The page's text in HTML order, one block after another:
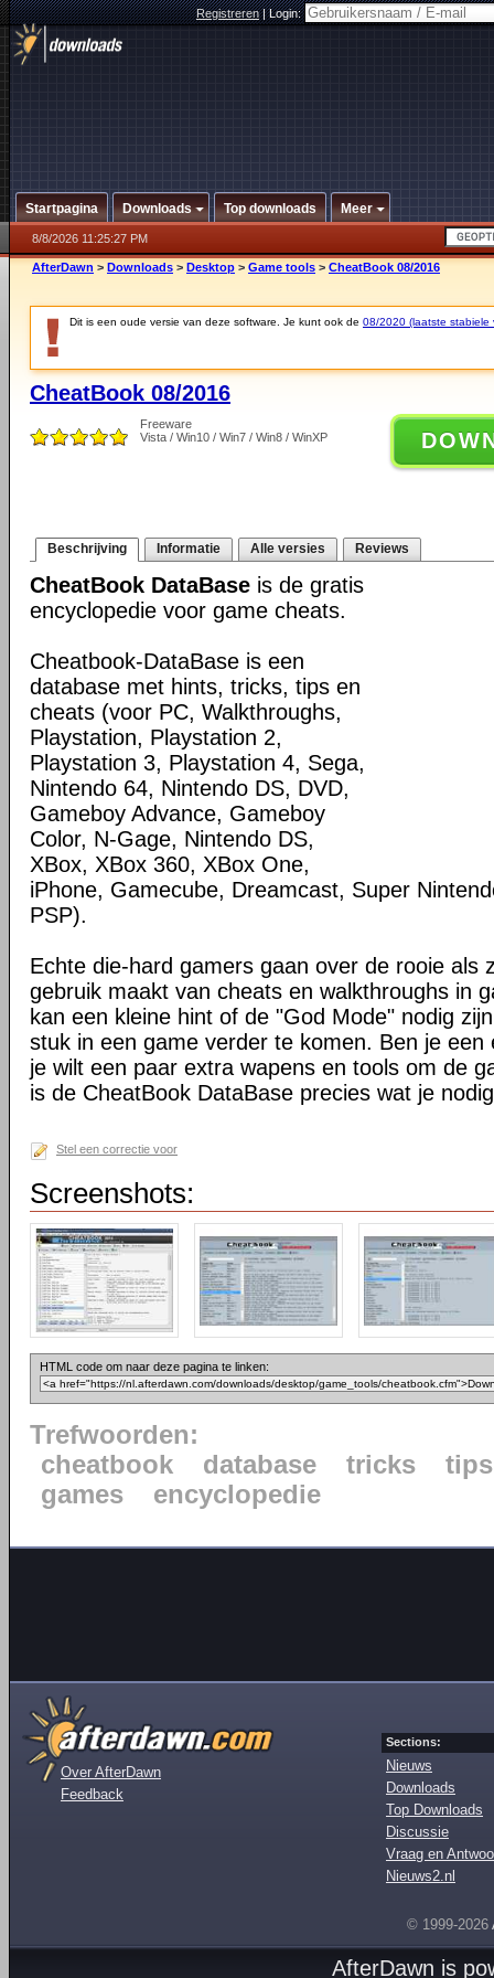
Registreren|Login:
Startpagina Downloads Top downloads Meer
8/8/2026 11:25:27 PM
AfterDawn > Downloads > Desktop > Game tools > CheatBook 08/2016
Dit is een oude versie van deze software. Je kunt ook de 08/2020 (laatste stabiele
CheatBook 08/2016
Freeware
Vista / Win10 / Win7 / Win8 / WinXP
Beschrijving Informatie Alle versies Reviews
CheatBook DataBase is de gratis
encyclopedie voor game cheats.
Cheatbook-DataBase is een
database met hints, tricks, tips en
cheats (voor PC, Walkthroughs,
Playstation, Playstation 2,
Playstation 3, Playstation 4, Sega,
Nintendo 64, Nintendo DS, DVD,
Gameboy Advance, Gameboy
Color, N-Gage, Nintendo DS,
XBox, XBox 360, XBox One,
iPhone, Gamecube, Dreamcast, Super
PSP).
Echte die-hard gamers gaan over de rooie als
gebruik maakt van cheats en walkthroughs in
kan een kleine hint of de "God Mode" nodig
stuk in een game verder te komen. Ben je een
je wilt een paar extra wapens en tools om de
is de CheatBook DataBase precies wat je
Stel een correctie voor
Screenshots:
HTML code om naar deze pagina te linken:
Trefwoorden:
cheatbook
database tricks
tips
games
encyclopedie
Over AfterDawn
Feedback
Sections:
Nieuws
Downloads
Top Downloads
Discussie
Vraag en
Nieuws2.nl
© 1999-2026
AfterDawn is